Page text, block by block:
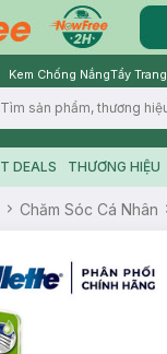
Kem Chống NắngTẩy Trang
DEALS THƯƠNG HIỆU
Chăm Sóc Cá Nhân